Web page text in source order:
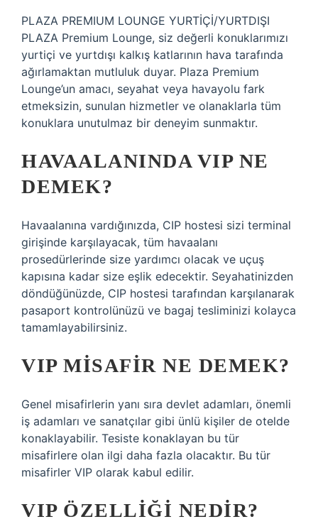
PLAZA PREMIUM LOUNGE YURTİÇİ/YURTDIŞI
PLAZA Premium Lounge, siz değerli konuklarımızı
yurtiçi ve yurtdışı kalkış katlarının hava tarafında
ağırlamaktan mutluluk duyar. Plaza Premium
Lounge’un amacı, seyahat veya havayolu fark
etmeksizin, sunulan hizmetler ve olanaklarla tüm
konuklara unutulmaz bir deneyim sunmaktır.
HAVAALANINDA VIP NE
DEMEK?
Havaalanına vardığınızda, CIP hostesi sizi terminal
girişinde karşılayacak, tüm havaalanı
prosedürlerinde size yardımcı olacak ve uçuş
kapısına kadar size eşlik edecektir. Seyahatinizden
döndüğünüzde, CIP hostesi tarafından karşılanarak
pasaport kontrolünüzü ve bagaj tesliminizi kolayca
tamamlayabilirsiniz.
VIP MISAFIR NE DEMEK?
Genel misafirlerin yanı sıra devlet adamları, önemli
iş adamları ve sanatçılar gibi ünlü kişiler de otelde
konaklayabilir. Tesiste konaklayan bu tür
misafirlere olan ilgi daha fazla olacaktır. Bu tür
misafirler VIP olarak kabul edilir.
VIP ÖZELLIĞI NEDIR?